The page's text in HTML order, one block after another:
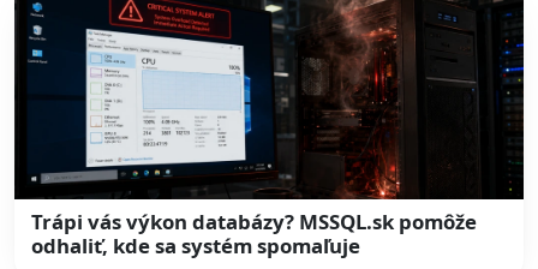
Trápi vás výkon databázy? MSSQL.sk pomôže
odhaliť, kde sa systém spomaľuje